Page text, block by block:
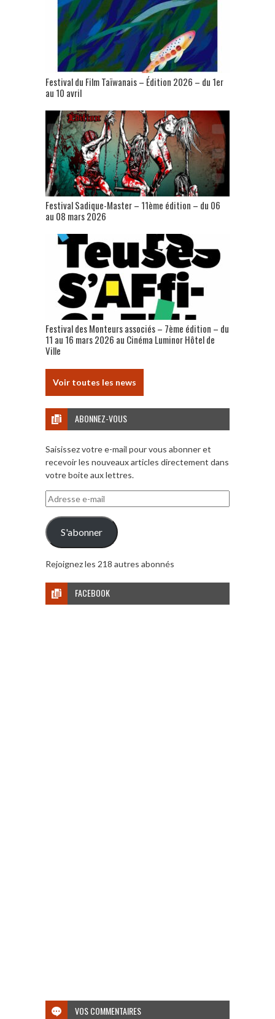
Festival du Film Taïwanais – Édition 2026 – du 1er
au 10 avril
Festival Sadique-Master – 11ème édition – du 06
au 08 mars 2026
Festival des Monteurs associés – 7ème édition – du
11 au 16 mars 2026 au Cinéma Luminor Hôtel de
Ville
Voir toutes les news
ABONNEZ-VOUS
Saisissez votre e-mail pour vous abonner et
recevoir les nouveaux articles directement dans
votre boite aux lettres.
Adresse
e-
mail
S'abonner
Rejoignez les 218 autres abonnés
FACEBOOK
VOS COMMENTAIRES